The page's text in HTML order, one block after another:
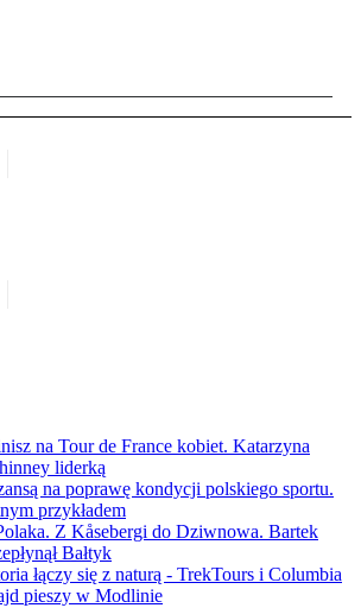
na Tour de France kobiet. Katarzyna
liderką
na poprawę kondycji polskiego sportu.
przykładem
Z Kåsebergi do Dziwnowa. Bartek
Bałtyk
łączy się z naturą - TrekTours i Columbia
pieszy w Modlinie